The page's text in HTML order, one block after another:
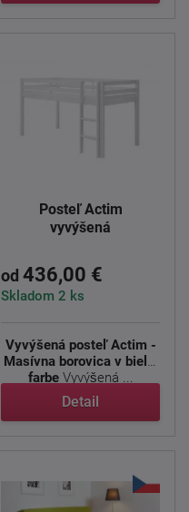
Posteľ Actim
vyvýšená
od 436,00 €
Skladom 2 ks
Vyvýšená posteľ Actim -
Masívna borovica v bielej
farbe Vyvýšená ...
Detail